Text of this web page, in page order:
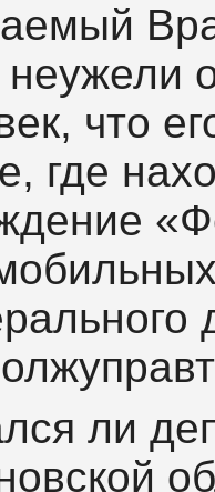
неужели
что
где
ли